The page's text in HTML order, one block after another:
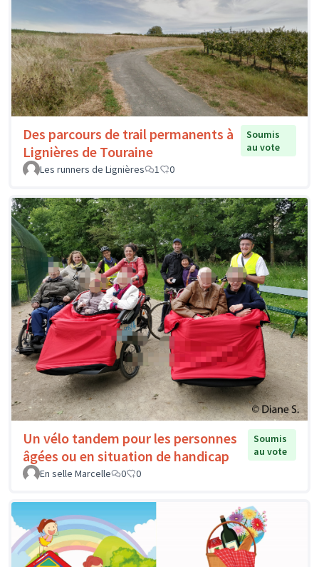
Des parcours de trail permanents à
Lignières de Touraine
Soumis
au vote
Les runners de Lignières
1 0
Un vélo tandem pour les personnes
âgées ou en situation de handicap
Soumis
au vote
En selle Marcelle
0 0